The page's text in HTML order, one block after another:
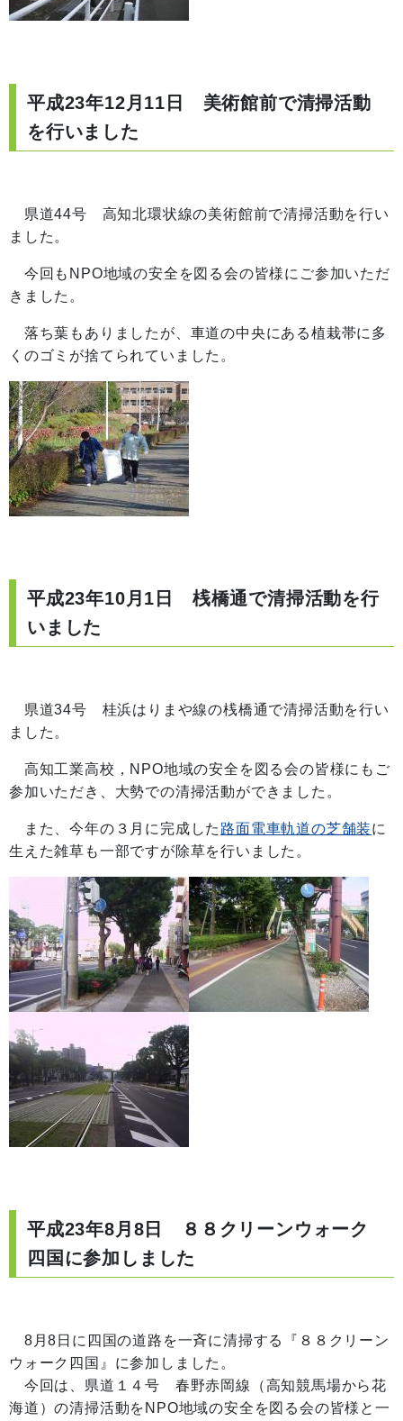
平成23年12月11日 美術館前で清掃活動
を行いました
県道44号 高知北環状線の美術館前で清掃活動を行い
ました。
今回もNPO地域の安全を図る会の皆様にご参加いただ
きました。
落ち葉もありましたが、車道の中央にある植栽帯に多
くのゴミが捨てられていました。
平成23年10月1日 桟橋通で清掃活動を行
いました
県道34号 桂浜はりまや線の桟橋通で清掃活動を行い
ました。
高知工業高校，NPO地域の安全を図る会の皆様にもご
参加いただき、大勢での清掃活動ができました。
また、今年の３月に完成した 路面電車軌道の芝舗装に
生えた雑草も一部ですが除草を行いました。
平成23年8月8日 ８８クリーンウォーク
四国に参加しました
8月8日に四国の道路を一斉に清掃する『８８クリーン
ウォーク四国』に参加しました。
今回は、県道１４号 春野赤岡線（高知競馬場から花
海道）の清掃活動をNPO地域の安全を図る会の皆様と一